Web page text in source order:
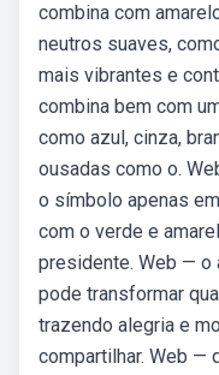
combina com
neutros suaves,
mais vibrantes e
combina bem com
como azul, cinza,
ousadas como o.
o símbolo apenas
com o verde e
presidente. Web — o
pode transformar
trazendo alegria e
compartilhar. Web —